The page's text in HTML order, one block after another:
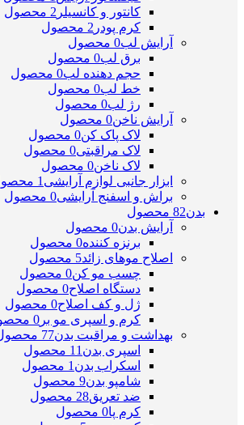
کانتور و کانسیلر 2 محصول
کرم پودر 2 محصول
آرایش لب0 محصول
برق لب0 محصول
حجم دهنده لب0 محصول
خط لب0 محصول
رژ لب0 محصول
آرایش ناخن0 محصول
لاک پاک کن0 محصول
لاک مراقبتی0 محصول
لاک ناخن0 محصول
ابزار جانبی لوازم آرایشی 1 محصول
براش و اسفنج آرایشی0 محصول
بدن82 محصول
آرایش بدن0 محصول
برنزه کننده0 محصول
اصلاح موهای زائد5 محصول
چسب مو کن0 محصول
دستگاه اصلاح0 محصول
ژل و کف اصلاح0 محصول
کرم و اسپری مو بر 0 محصول
بهداشت و مراقبت بدن77 محصول
اسپری بدن 11 محصول
اسکراب بدن 1 محصول
شامپو بدن9 محصول
ضد تعریق28 محصول
کرم پا0 محصول